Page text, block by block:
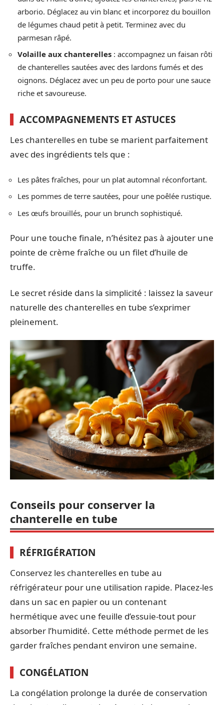
arborio. Déglacez au vin blanc et incorporez du bouillon
de légumes chaud petit à petit. Terminez avec du
parmesan râpé.
Volaille aux chanterelles : accompagnez un faisan rôti
de chanterelles sautées avec des lardons fumés et des
oignons. Déglacez avec un peu de porto pour une sauce
riche et savoureuse.
ACCOMPAGNEMENTS ET ASTUCES
Les chanterelles en tube se marient parfaitement
avec des ingrédients tels que :
Les pâtes fraîches, pour un plat automnal réconfortant.
Les pommes de terre sautées, pour une poêlée rustique.
Les œufs brouillés, pour un brunch sophistiqué.
Pour une touche finale, n’hésitez pas à ajouter une
pointe de crème fraîche ou un filet d’huile de
truffe.
Le secret réside dans la simplicité : laissez la saveur
naturelle des chanterelles en tube s’exprimer
pleinement.
Conseils pour conserver la
chanterelle en tube
RÉFRIGÉRATION
Conservez les chanterelles en tube au
réfrigérateur pour une utilisation rapide. Placez-les
dans un sac en papier ou un contenant
hermétique avec une feuille d’essuie-tout pour
absorber l’humidité. Cette méthode permet de les
garder fraîches pendant environ une semaine.
CONGÉLATION
La congélation prolonge la durée de conservation